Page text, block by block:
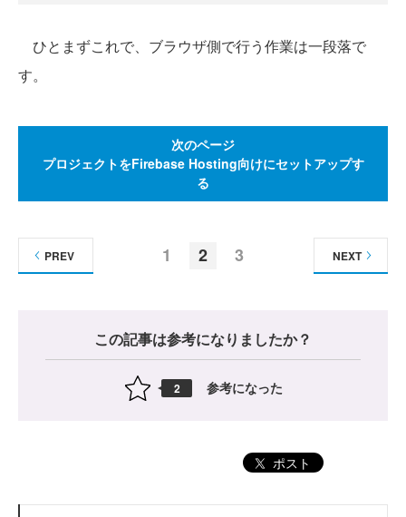
ひとまずこれで、ブラウザ側で行う作業は一段落で
す。
次のページ
プロジェクトをFirebase Hosting向けにセットアップす
る
1 2 3
PREV NEXT
この記事は参考になりましたか？
2 参考になった
ポスト